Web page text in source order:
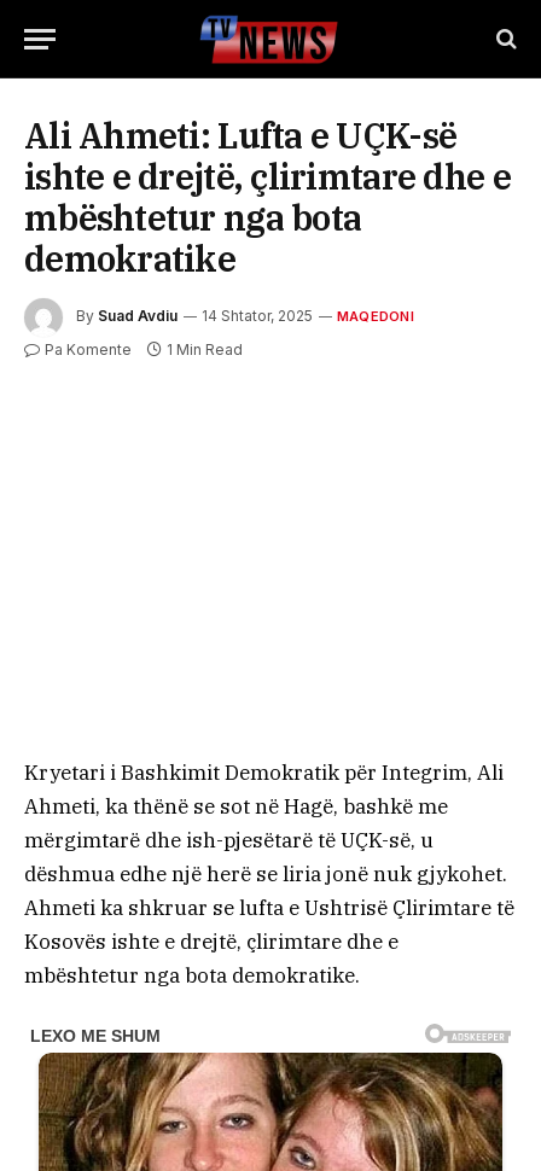
Ali Ahmeti: Lufta e UÇK-së
ishte e drejtë, çlirimtare dhe e
mbështetur nga bota
demokratike
By Suad Avdiu 14 Shtator, 2025 MAQEDONI
Pa Komente 1 Min Read
Kryetari i Bashkimit Demokratik për Integrim, Ali
Ahmeti, ka thënë se sot në Hagë, bashkë me
mërgimtarë dhe ish-pjesëtarë të UÇK-së, u
dëshmua edhe një herë se liria jonë nuk gjykohet.
Ahmeti ka shkruar se lufta e Ushtrisë Çlirimtare të
Kosovës ishte e drejtë, çlirimtare dhe e
mbështetur nga bota demokratike.